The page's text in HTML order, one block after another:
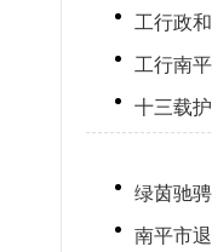
工行政
工行南
十三载
绿茵驰
南平市